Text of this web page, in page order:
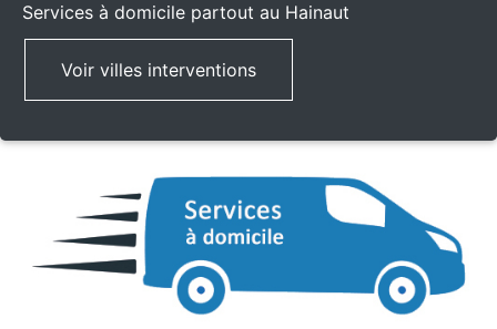
Services à domicile partout au Hainaut
Voir villes interventions